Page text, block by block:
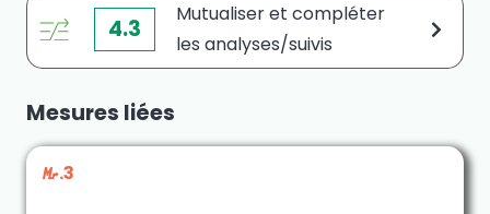
4.3
Mutualiser et compléter
les analyses/suivis
Mesures liées
M.3